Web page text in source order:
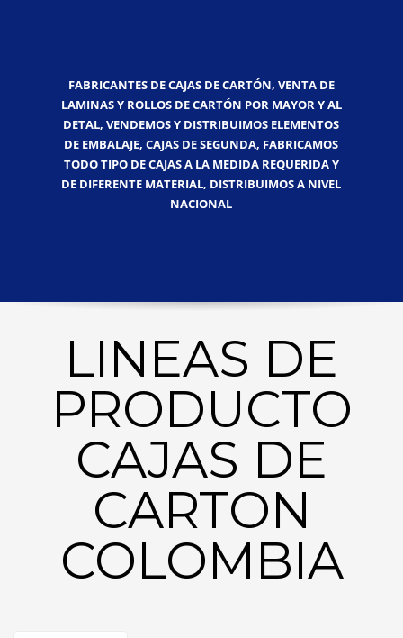
FABRICANTES DE CAJAS DE CARTÓN, VENTA DE
LAMINAS Y ROLLOS DE CARTÓN POR MAYOR Y AL
DETAL, VENDEMOS Y DISTRIBUIMOS ELEMENTOS
DE EMBALAJE, CAJAS DE SEGUNDA, FABRICAMOS
TODO TIPO DE CAJAS A LA MEDIDA REQUERIDA Y
DE DIFERENTE MATERIAL, DISTRIBUIMOS A NIVEL
NACIONAL
LINEAS DE
PRODUCTO
CAJAS DE
CARTON
COLOMBIA